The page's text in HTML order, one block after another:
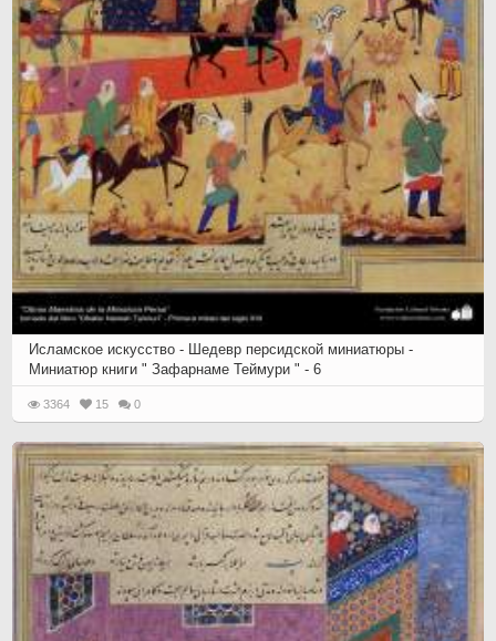
Исламское искусство - Шедевр персидской миниатюры -
Миниатюр книги " Зафарнаме Теймури " - 6
3364 15 0